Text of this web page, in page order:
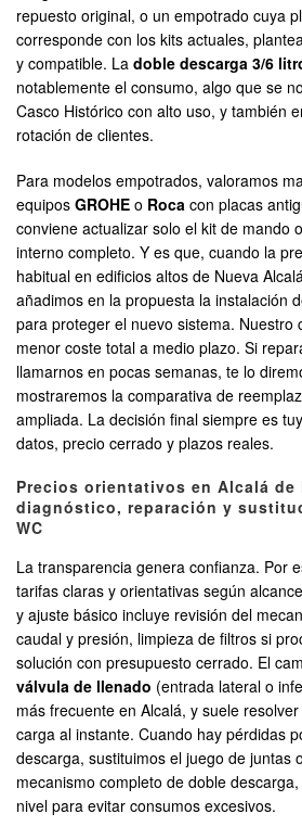
repuesto original, o un empotrado cuya
corresponde con los kits actuales,
y compatible. La doble descarga 3/6
notablemente el consumo, algo que se
Casco Histórico con alto uso, y también
rotación de clientes.
Para modelos empotrados, valoramos
equipos GROHE o Roca con placas
conviene actualizar solo el kit de mando
interno completo. Y es que, cuando la
habitual en edificios altos de Nueva
añadimos en la propuesta la instalación
para proteger el nuevo sistema. Nuestro
menor coste total a medio plazo. Si
llamarnos en pocas semanas, te lo
mostraremos la comparativa de
ampliada. La decisión final siempre es
datos, precio cerrado y plazos reales.
Precios orientativos en Alcalá de
diagnóstico, reparación y
WC
La transparencia genera confianza. Por
tarifas claras y orientativas según
y ajuste básico incluye revisión del
caudal y presión, limpieza de filtros si
solución con presupuesto cerrado. El
válvula de llenado (entrada lateral o
más frecuente en Alcalá, y suele
carga al instante. Cuando hay pérdidas
descarga, sustituimos el juego de juntas
mecanismo completo de doble
nivel para evitar consumos excesivos.